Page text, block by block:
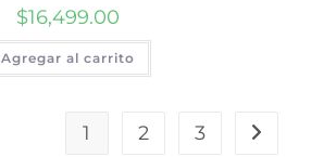
$16,499.00
Agregar al carrito
1 2 3